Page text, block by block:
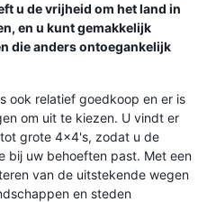
u de vrijheid om het land in
en u kunt gemakkelijk
die anders ontoegankelijk
ook relatief goedkoop en er is
om uit te kiezen. U vindt er
grote 4x4's, zodat u de
bij uw behoeften past. Met een
van de uitstekende wegen
en steden